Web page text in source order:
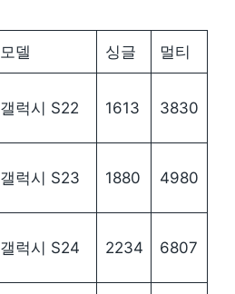
모델 싱글 멀티
갤럭시 S22 1613 3830
갤럭시 S23 1880 4980
갤럭시 S24 2234 6807